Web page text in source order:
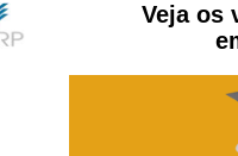
Veja os